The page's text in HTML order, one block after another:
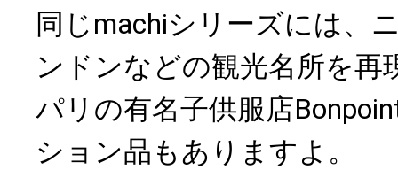
同じmachiシリーズには、
ンドンなどの観光名所を再
パリの有名子供服店
ション品もありますよ。